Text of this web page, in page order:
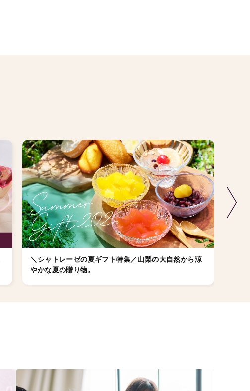
＼シャトレーゼの夏ギフト特集／山梨の大自然から涼
やかな夏の贈り物。